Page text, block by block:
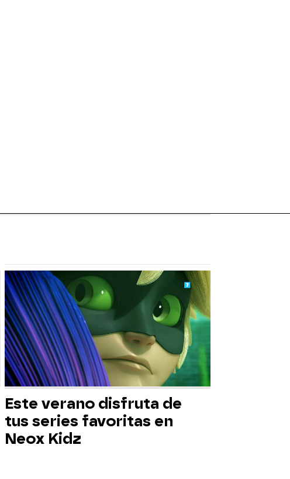
Este verano disfruta de
tus series favoritas en
Neox Kidz